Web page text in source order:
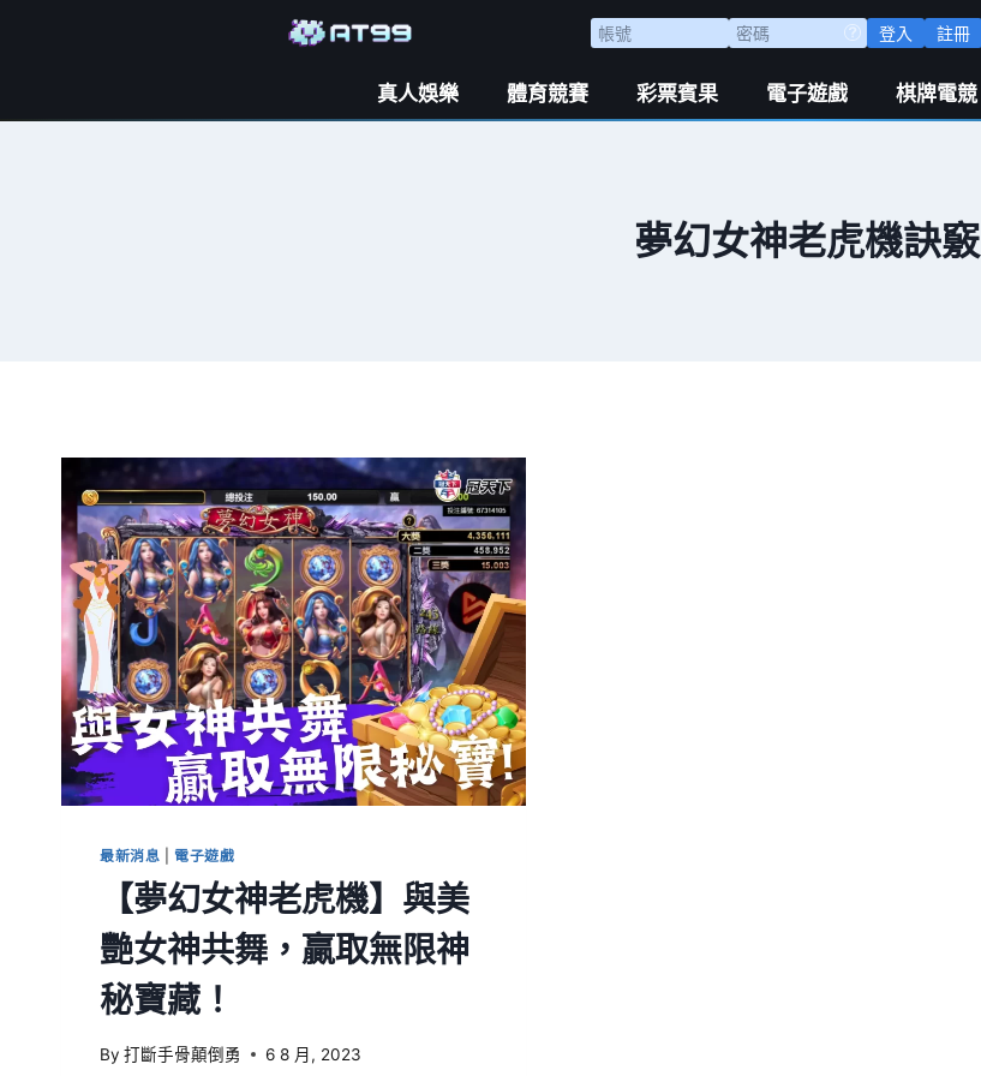
登入 註冊
真人娛樂 體育競賽 彩票賓果 電子遊戲 棋牌電競
夢幻女神老虎機訣竅
最新消息 電子遊戲
【夢幻女神老虎機】與美
艷女神共舞，贏取無限神
秘寶藏！
By 打斷手骨顛倒勇 6 8 月, 2023